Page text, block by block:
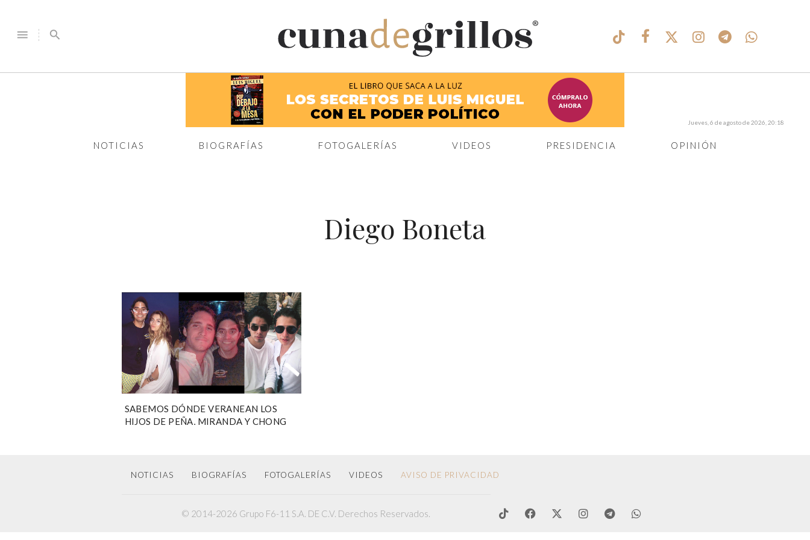
menu search
®
NOTICIAS BIOGRAFÍAS FOTOGALERÍAS VIDEOS PRESIDENCIA OPINIÓN
Jueves, 6 de agosto de 2026, 20:18
Diego Boneta
SABEMOS DÓNDE VERANEAN LOS
HIJOS DE PEÑA, MIRANDA Y CHONG
NOTICIAS BIOGRAFÍAS FOTOGALERÍAS VIDEOS AVISO DE PRIVACIDAD
© 2014-2026 Grupo F6-11 S.A. DE C.V. Derechos Reservados.